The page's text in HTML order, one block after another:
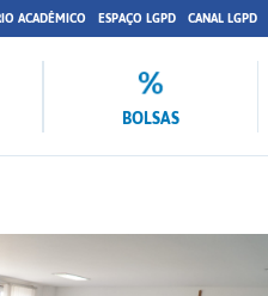
ACADÊMICO ESPAÇO LGPD CANAL LGPD
BOLSAS